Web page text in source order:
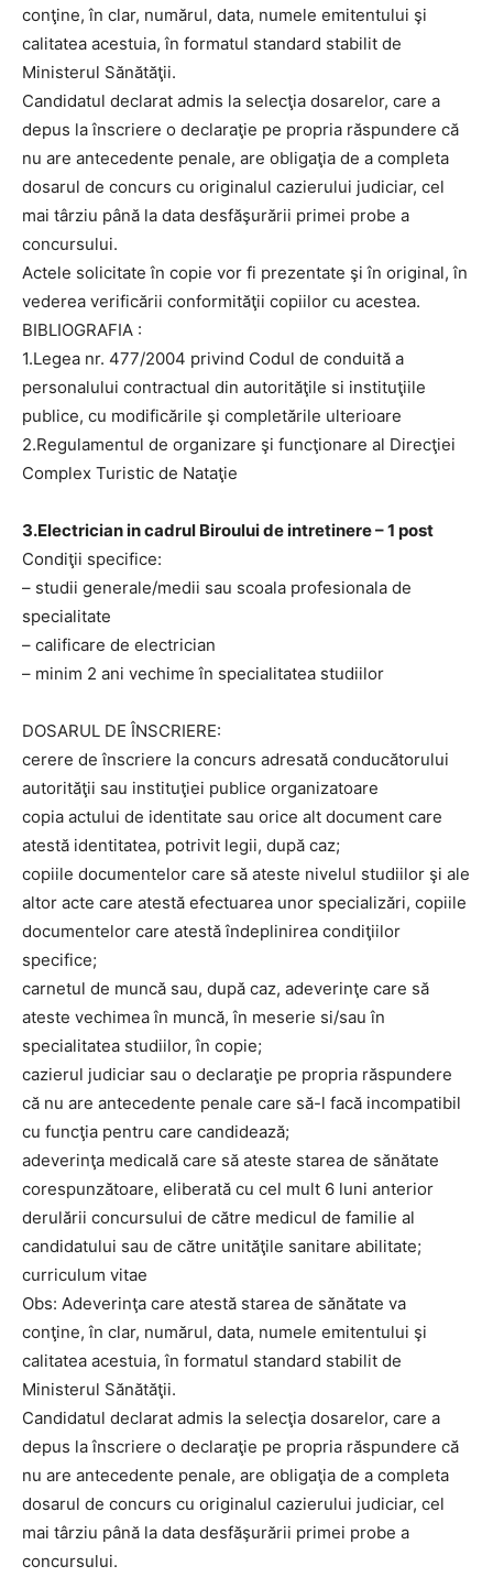
conţine, în clar, numărul, data, numele emitentului şi
calitatea acestuia, în formatul standard stabilit de
Ministerul Sănătăţii.
Candidatul declarat admis la selecţia dosarelor, care a
depus la înscriere o declaraţie pe propria răspundere că
nu are antecedente penale, are obligaţia de a completa
dosarul de concurs cu originalul cazierului judiciar, cel
mai târziu până la data desfăşurării primei probe a
concursului.
Actele solicitate în copie vor fi prezentate şi în original, în
vederea verificării conformităţii copiilor cu acestea.
BIBLIOGRAFIA :
1.Legea nr. 477/2004 privind Codul de conduită a
personalului contractual din autorităţile si instituţiile
publice, cu modificările şi completările ulterioare
2.Regulamentul de organizare şi funcţionare al Direcţiei
Complex Turistic de Nataţie
3.Electrician in cadrul Biroului de intretinere – 1 post
Condiţii specifice:
– studii generale/medii sau scoala profesionala de
specialitate
– calificare de electrician
– minim 2 ani vechime în specialitatea studiilor
DOSARUL DE ÎNSCRIERE:
cerere de înscriere la concurs adresată conducătorului
autorităţii sau instituţiei publice organizatoare
copia actului de identitate sau orice alt document care
atestă identitatea, potrivit legii, după caz;
copiile documentelor care să ateste nivelul studiilor şi ale
altor acte care atestă efectuarea unor specializări, copiile
documentelor care atestă îndeplinirea condiţiilor
specifice;
carnetul de muncă sau, după caz, adeverinţe care să
ateste vechimea în muncă, în meserie si/sau în
specialitatea studiilor, în copie;
cazierul judiciar sau o declaraţie pe propria răspundere
că nu are antecedente penale care să-l facă incompatibil
cu funcţia pentru care candidează;
adeverinţa medicală care să ateste starea de sănătate
corespunzătoare, eliberată cu cel mult 6 luni anterior
derulării concursului de către medicul de familie al
candidatului sau de către unităţile sanitare abilitate;
curriculum vitae
Obs: Adeverinţa care atestă starea de sănătate va
conţine, în clar, numărul, data, numele emitentului şi
calitatea acestuia, în formatul standard stabilit de
Ministerul Sănătăţii.
Candidatul declarat admis la selecţia dosarelor, care a
depus la înscriere o declaraţie pe propria răspundere că
nu are antecedente penale, are obligaţia de a completa
dosarul de concurs cu originalul cazierului judiciar, cel
mai târziu până la data desfăşurării primei probe a
concursului.